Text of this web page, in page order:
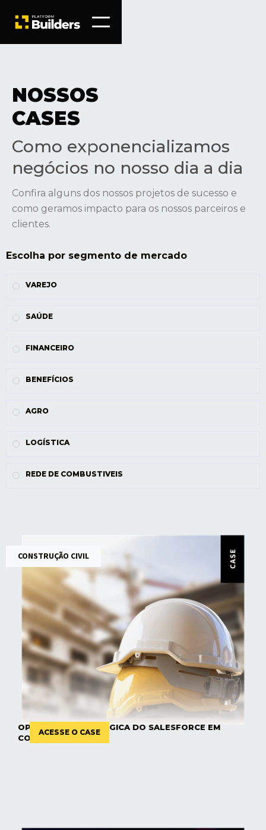
NOSSOS
CASES
Como exponencializamos
negócios no nosso dia a dia
Confira alguns dos nossos projetos de sucesso e
como geramos impacto para os nossos parceiros e
clientes.
Escolha por segmento de mercado
VAREJO
SAÚDE
FINANCEIRO
BENEFÍCIOS
AGRO
LOGÍSTICA
REDE DE COMBUSTIVEIS
CONSTRUÇÃO CIVIL
ACESSE O CASE
OPERAÇÃO ESTRATÉGICA DO SALESFORCE EM
CONSTRUTORA